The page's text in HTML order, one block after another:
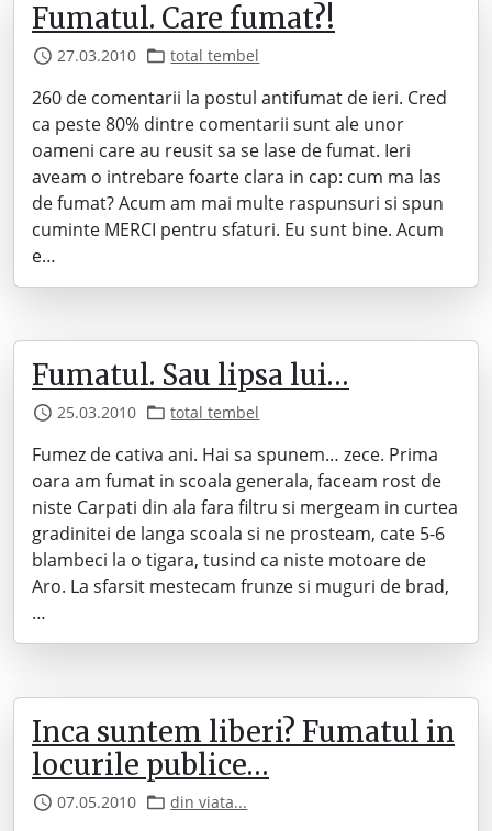
Fumatul. Care fumat?!
27.03.2010 total tembel
260 de comentarii la postul antifumat de ieri. Cred
ca peste 80% dintre comentarii sunt ale unor
oameni care au reusit sa se lase de fumat. Ieri
aveam o intrebare foarte clara in cap: cum ma las
de fumat? Acum am mai multe raspunsuri si spun
cuminte MERCI pentru sfaturi. Eu sunt bine. Acum
e…
Fumatul. Sau lipsa lui…
25.03.2010 total tembel
Fumez de cativa ani. Hai sa spunem… zece. Prima
oara am fumat in scoala generala, faceam rost de
niste Carpati din ala fara filtru si mergeam in curtea
gradinitei de langa scoala si ne prosteam, cate 5-6
blambeci la o tigara, tusind ca niste motoare de
Aro. La sfarsit mestecam frunze si muguri de brad,
…
Inca suntem liberi? Fumatul in
locurile publice…
07.05.2010 din viata...